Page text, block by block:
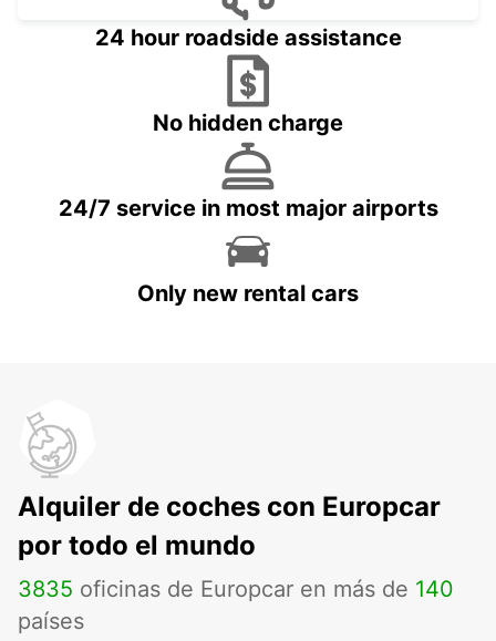
24 hour roadside assistance
No hidden charge
24/7 service in most major airports
Only new rental cars
Alquiler de coches con Europcar
por todo el mundo
3835 oficinas de Europcar en más de 140
países